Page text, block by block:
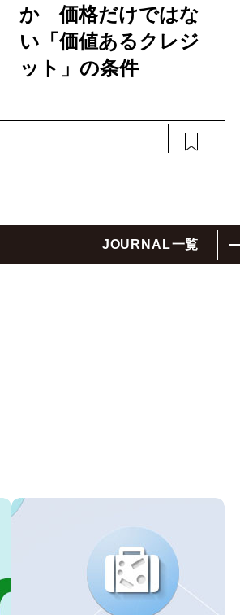
か 価格だけではな
い「価値あるクレジ
ット」の条件
JOURNAL一覧